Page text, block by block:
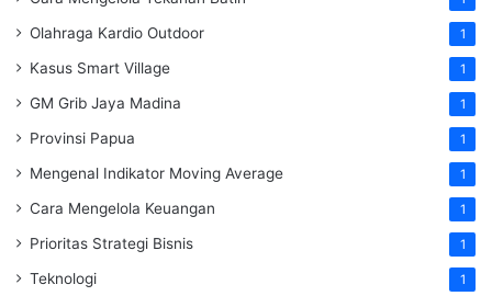
Olahraga Kardio Outdoor 1
Kasus Smart Village 1
GM Grib Jaya Madina 1
Provinsi Papua 1
Mengenal Indikator Moving Average 1
Cara Mengelola Keuangan 1
Prioritas Strategi Bisnis 1
Teknologi 1